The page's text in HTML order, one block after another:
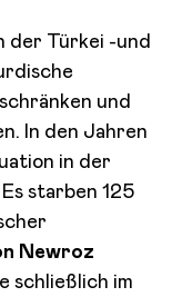
der Türkei -und
und
In den Jahren
in der
starben 125
Newroz
schließlich im